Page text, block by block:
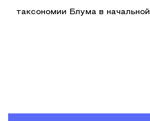
таксономии Блума в